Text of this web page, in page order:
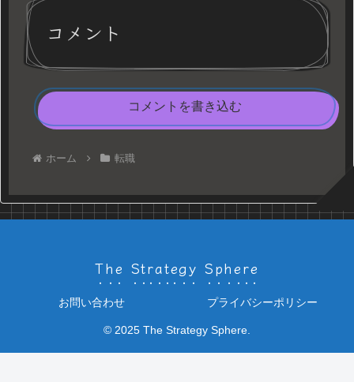
コメント
コメントを書き込む
ホーム 転職
The Strategy Sphere
お問い合わせ プライバシーポリシー
© 2025 The Strategy Sphere.